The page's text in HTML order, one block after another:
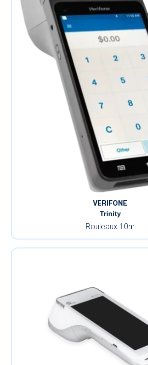
VERIFONE
Trinity
Rouleaux 10m